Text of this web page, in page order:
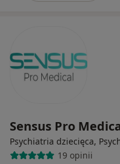
Sensus Pro
Psychiatria dziecięca,
19 opinii